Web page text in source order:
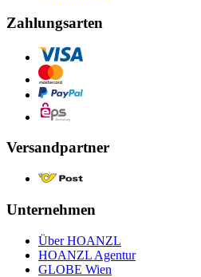
Zahlungsarten
Versandpartner
Unternehmen
Über HOANZL
HOANZL Agentur
GLOBE Wien